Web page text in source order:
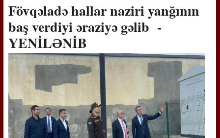
Fövqəladə hallar naziri yanğının
baş verdiyi əraziyə gəlib -
YENİLƏNİB